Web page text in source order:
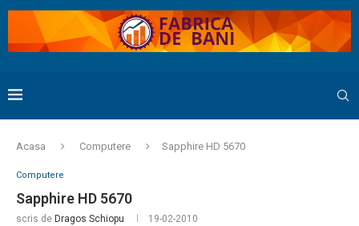
Acasa Computere Sapphire HD 5670
Computere
Sapphire HD 5670
scris de Dragos Schiopu 19-02-2010